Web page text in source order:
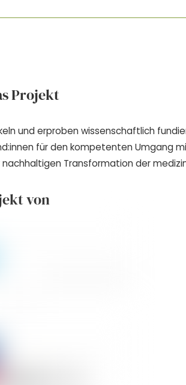
Projekt
und erproben wissenschaftlich
für den kompetenten Umgang
nachhaltigen Transformation der
von